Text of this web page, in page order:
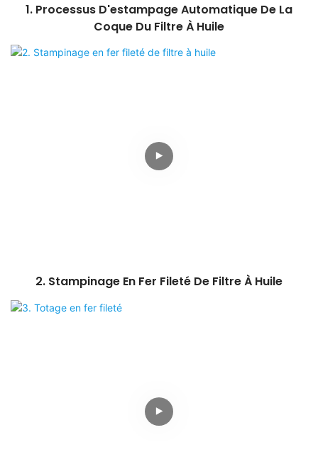
1. Processus D'estampage Automatique De La
Coque Du Filtre À Huile
2. Stampinage En Fer Fileté De Filtre À Huile